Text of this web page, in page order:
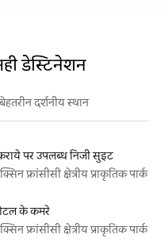
डेस्टिनेशन
दर्शनीय स्थान
पर उपलब्ध निजी सुइट
फ्रांसीसी क्षेत्रीय प्राकृतिक पार्क
के कमरे
फ्रांसीसी क्षेत्रीय प्राकृतिक पार्क